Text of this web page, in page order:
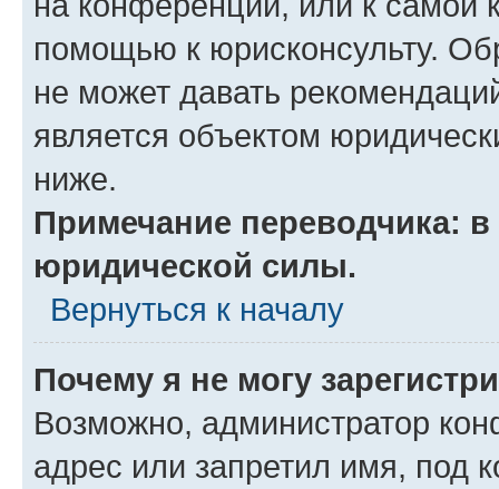
помощью к юрисконсульту.
не может давать
является объектом
ниже.
Примечание переводчика:
юридической силы.
Вернуться к началу
Почему я не могу
Возможно, администратор
адрес или запретил имя, под